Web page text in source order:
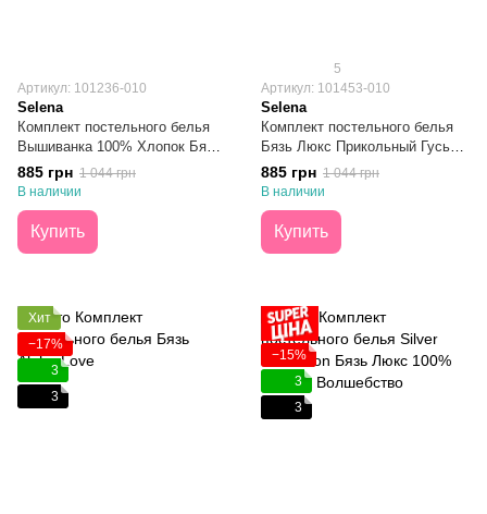
Артикул: 101236-010
Selena
Комплект постельного белья
Вышиванка 100% Хлопок Бязь
Люкс Полуторный
885 грн 1 044 грн
В наличии
Купить
5
Артикул: 101453-010
Selena
Комплект постельного белья
Бязь Люкс Прикольный Гусь
Полуторный
885 грн 1 044 грн
В наличии
Купить
Хит
−17%
3
3
−15%
3
3